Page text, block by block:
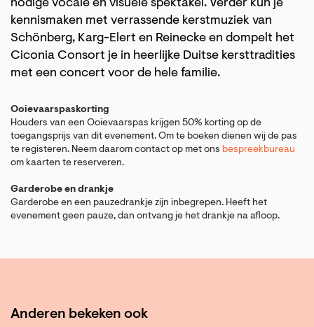
nodige vocale en visuele spektakel. Verder kun je
kennismaken met verrassende kerstmuziek van
Schönberg, Karg-Elert en Reinecke en dompelt het
Ciconia Consort je in heerlijke Duitse kersttradities
met een concert voor de hele familie.
Ooievaarspaskorting
Houders van een Ooievaarspas krijgen 50% korting op de
toegangsprijs van dit evenement. Om te boeken dienen wij de pas
te registeren. Neem daarom contact op met ons bespreekbureau
om kaarten te reserveren.
Garderobe en drankje
Garderobe en een pauzedrankje zijn inbegrepen. Heeft het
evenement geen pauze, dan ontvang je het drankje na afloop.
Anderen bekeken ook